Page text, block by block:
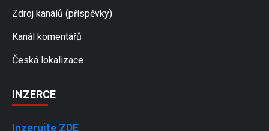
Zdroj kanálů (příspěvky)
Kanál komentářů
Česká lokalizace
INZERCE
Inzerujte ZDE